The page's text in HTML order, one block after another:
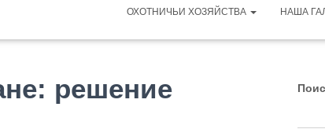
ОХОТНИЧЬИ ХОЗЯЙСТВА НАША
решение